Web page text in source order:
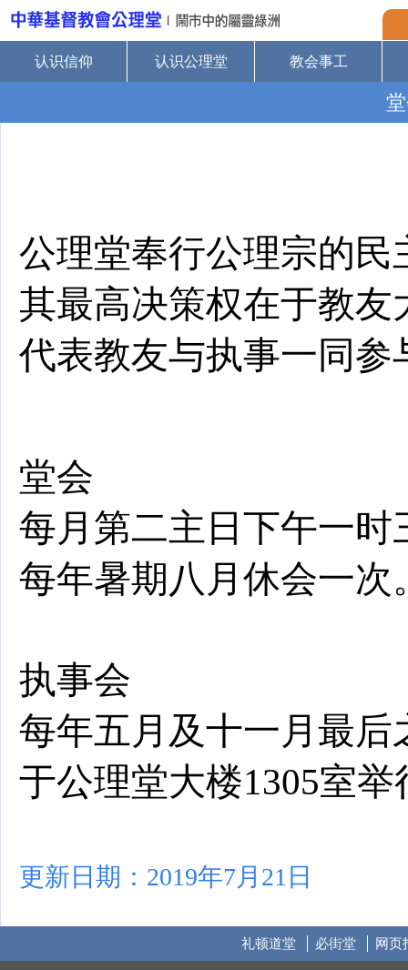
认识信仰 认识公理堂 教会事工
公理堂奉行公理宗的
其最高决策权在于教
代表教友与执事一同
堂会
每月第二主日下午一时
每年暑期八月休会一次
执事会
每年五月及十一月最后
于公理堂大楼1305室举
更新日期：2019年7月21日
礼顿道堂 必街堂 网页